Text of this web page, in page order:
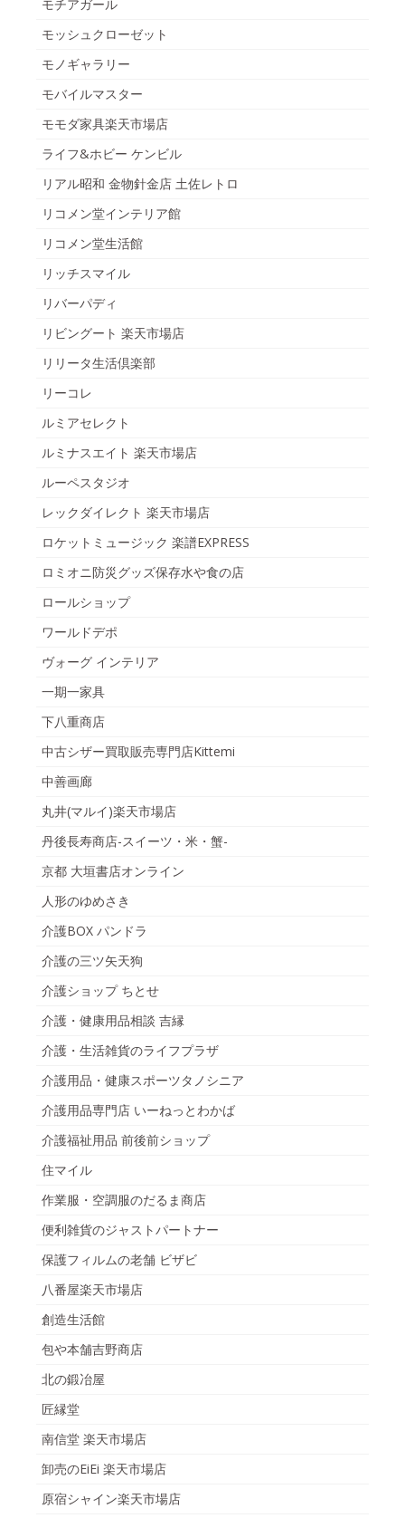
モチアガール
モッシュクローゼット
モノギャラリー
モバイルマスター
モモダ家具楽天市場店
ライフ&ホビー ケンビル
リアル昭和 金物針金店 土佐レトロ
リコメン堂インテリア館
リコメン堂生活館
リッチスマイル
リバーパディ
リビングート 楽天市場店
リリータ生活倶楽部
リーコレ
ルミアセレクト
ルミナスエイト 楽天市場店
ルーペスタジオ
レックダイレクト 楽天市場店
ロケットミュージック 楽譜EXPRESS
ロミオニ防災グッズ保存水や食の店
ロールショップ
ワールドデポ
ヴォーグ インテリア
一期一家具
下八重商店
中古シザー買取販売専門店Kittemi
中善画廊
丸井(マルイ)楽天市場店
丹後長寿商店-スイーツ・米・蟹-
京都 大垣書店オンライン
人形のゆめさき
介護BOX パンドラ
介護の三ツ矢天狗
介護ショップ ちとせ
介護・健康用品相談 吉縁
介護・生活雑貨のライフプラザ
介護用品・健康スポーツタノシニア
介護用品専門店 いーねっとわかば
介護福祉用品 前後前ショップ
住マイル
作業服・空調服のだるま商店
便利雑貨のジャストパートナー
保護フィルムの老舗 ビザビ
八番屋楽天市場店
創造生活館
包や本舗吉野商店
北の鍛冶屋
匠縁堂
南信堂 楽天市場店
卸売のEiEi 楽天市場店
原宿シャイン楽天市場店